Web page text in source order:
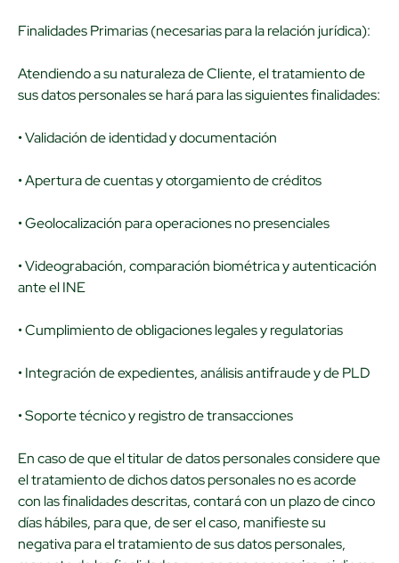
Finalidades Primarias (necesarias para la relación jurídica):
Atendiendo a su naturaleza de Cliente, el tratamiento de
sus datos personales se hará para las siguientes finalidades:
• Validación de identidad y documentación
• Apertura de cuentas y otorgamiento de créditos
• Geolocalización para operaciones no presenciales
• Videograbación, comparación biométrica y autenticación
ante el INE
• Cumplimiento de obligaciones legales y regulatorias
• Integración de expedientes, análisis antifraude y de PLD
• Soporte técnico y registro de transacciones
En caso de que el titular de datos personales considere que
el tratamiento de dichos datos personales no es acorde
con las finalidades descritas, contará con un plazo de cinco
días hábiles, para que, de ser el caso, manifieste su
negativa para el tratamiento de sus datos personales,